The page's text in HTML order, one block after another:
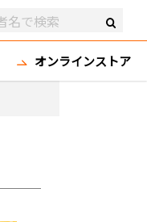
オンラインストア